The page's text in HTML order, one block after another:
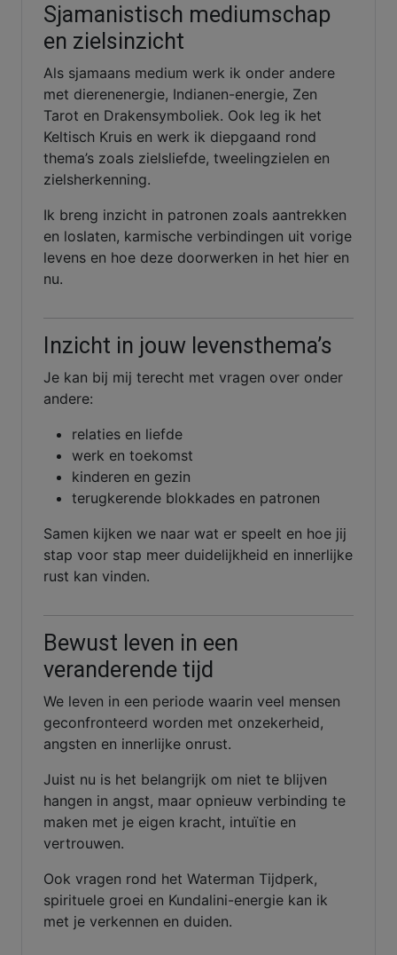
Sjamanistisch mediumschap
en zielsinzicht
Als sjamaans medium werk ik onder andere
met dierenenergie, Indianen-energie, Zen
Tarot en Drakensymboliek. Ook leg ik het
Keltisch Kruis en werk ik diepgaand rond
thema’s zoals zielsliefde, tweelingzielen en
zielsherkenning.
Ik breng inzicht in patronen zoals aantrekken
en loslaten, karmische verbindingen uit vorige
levens en hoe deze doorwerken in het hier en
nu.
Inzicht in jouw levensthema’s
Je kan bij mij terecht met vragen over onder
andere:
relaties en liefde
werk en toekomst
kinderen en gezin
terugkerende blokkades en patronen
Samen kijken we naar wat er speelt en hoe jij
stap voor stap meer duidelijkheid en innerlijke
rust kan vinden.
Bewust leven in een
veranderende tijd
We leven in een periode waarin veel mensen
geconfronteerd worden met onzekerheid,
angsten en innerlijke onrust.
Juist nu is het belangrijk om niet te blijven
hangen in angst, maar opnieuw verbinding te
maken met je eigen kracht, intuïtie en
vertrouwen.
Ook vragen rond het Waterman Tijdperk,
spirituele groei en Kundalini-energie kan ik
met je verkennen en duiden.